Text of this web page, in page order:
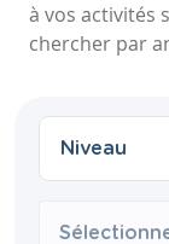
à vos activités
chercher par